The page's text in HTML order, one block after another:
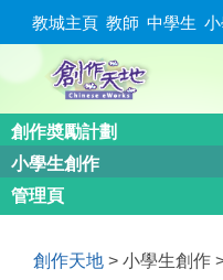
教城主頁 教師 中學生
創作奬勵計劃
小學生創作
管理頁
創作天地 > 小學生創作